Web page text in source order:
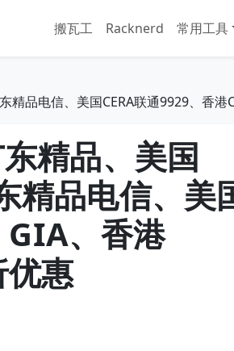
搬瓦工 Racknerd 常用工具
品电信、美国CERA联通9929、香
精品、美国
精品电信、美
GIA、香港
优惠